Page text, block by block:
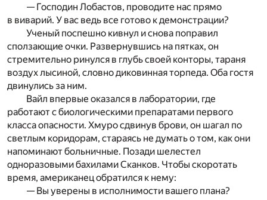
— Господин Лобастов, проводите нас прямо
в виварий. У вас ведь все готово к демонстрации?
Ученый поспешно кивнул и снова поправил
сползающие очки. Развернувшись на пятках, он
стремительно ринулся в глубь своей конторы, тараня
воздух лысиной, словно диковинная торпеда. Оба гостя
двинулись за ним.
Вайл впервые оказался в лаборатории, где
работают с биологическими препаратами первого
класса опасности. Хмуро сдвинув брови, он шагал по
светлым коридорам, стараясь не думать о том, как они
напоминают больничные. Позади шелестел
одноразовыми бахилами Сканков. Чтобы скоротать
время, американец обратился к нему:
— Вы уверены в исполнимости вашего плана?